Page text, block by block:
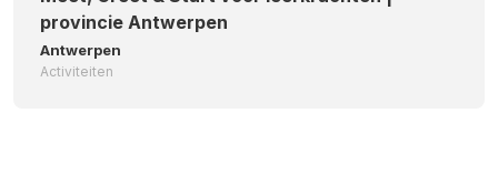
provincie Antwerpen
Antwerpen
Activiteiten